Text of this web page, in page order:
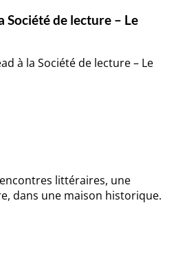
Société de lecture – Le
à la Société de lecture – Le
littéraires, une
dans une maison historique.